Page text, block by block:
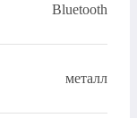
Bluetooth
металл